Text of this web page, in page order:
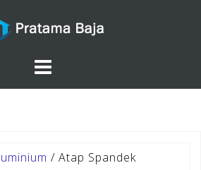
/ Atap Spandek